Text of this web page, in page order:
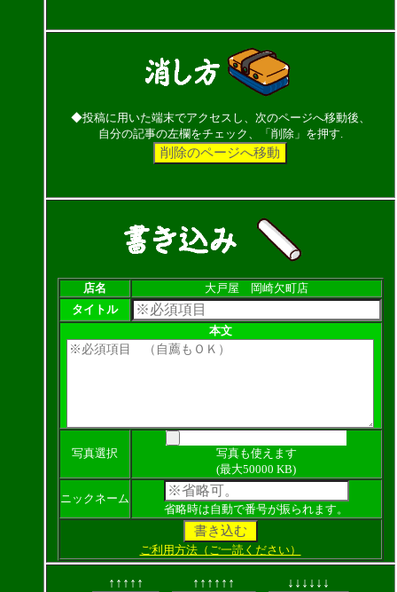
◆投稿に用いた端末でアクセスし、次のページへ移動後、
自分の記事の左欄をチェック、「削除」を押す.
店名
大戸屋 岡崎欠町店
タイトル
本文
写真選択
写真も使えます
(最大50000 KB)
ニックネーム
省略時は自動で番号が振られます。
ご利用方法（ご一読ください）
↑↑↑↑↑ ↑↑↑↑↑↑ ↓↓↓↓↓↓